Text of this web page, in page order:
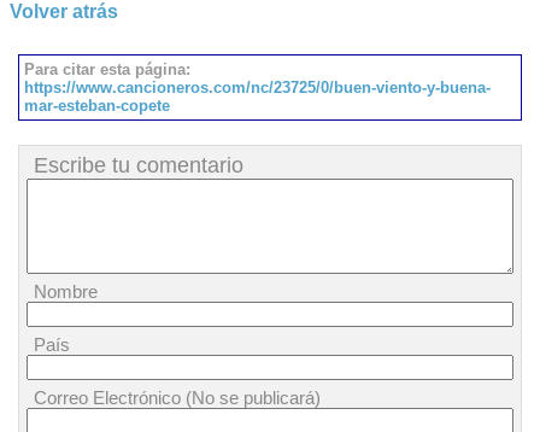
Volver atrás
Para citar esta página:
https://www.cancioneros.com/nc/23725/0/buen-viento-y-buena-
mar-esteban-copete
Escribe tu comentario
Nombre
País
Correo Electrónico (No se publicará)